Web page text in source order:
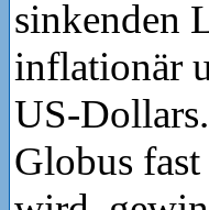
sinkenden
inflationär
US-
Globus